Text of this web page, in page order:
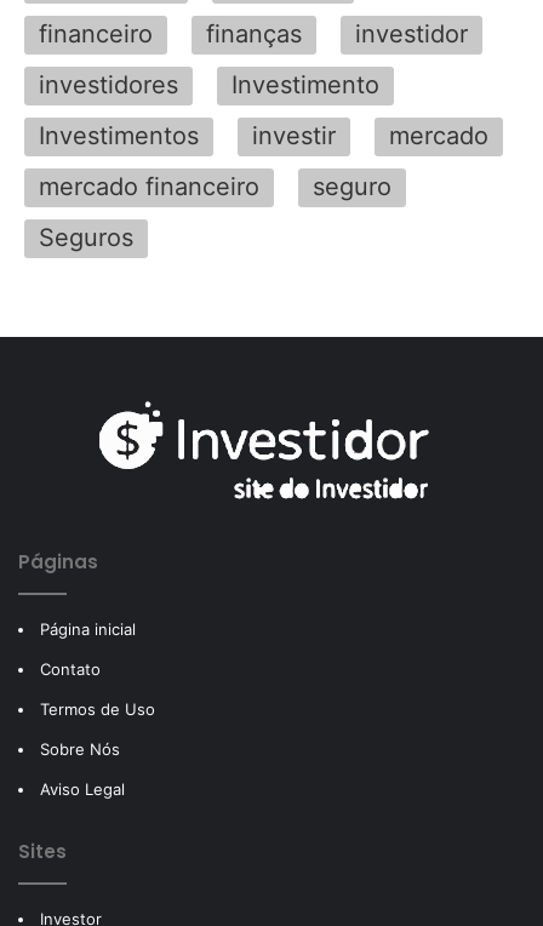
financeiro
finanças
investidor
investidores
Investimento
Investimentos
investir
mercado
mercado financeiro
seguro
Seguros
Páginas
Página inicial
Contato
Termos de Uso
Sobre Nós
Aviso Legal
Sites
Investor